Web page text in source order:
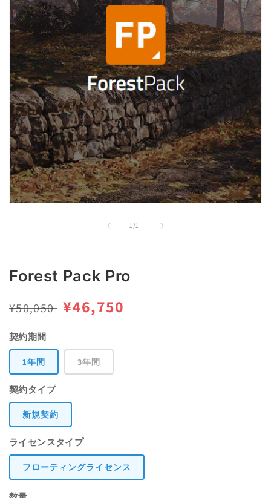
デ
ィ
(1)
を
く
1/
の1
Forest Pack Pro
通
常
価
格
¥50,050 セ
ル
価
格
¥46,750
契約期間
1年間 3年間
契約タイプ
新規契約
ライセンスタイプ
フローティングライセンス